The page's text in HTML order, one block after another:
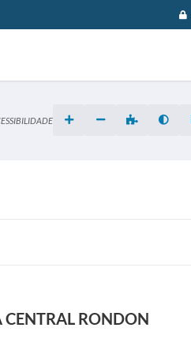
CENTRAL RONDON